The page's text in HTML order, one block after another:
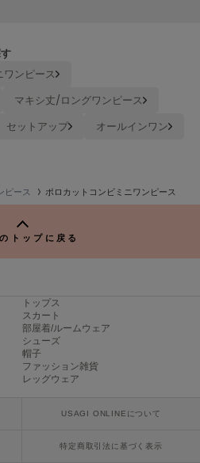
ワンピース
マキシ丈/ロングワンピース
セットアップ オールインワン
ピース ポロカットコンビミニワンピース
トップに戻る
トップス
スカート
部屋着/ルームウェア
シューズ
帽子
ファッション雑貨
レッグウェア
USAGI ONLINEについて
特定商取引法に基づく表示